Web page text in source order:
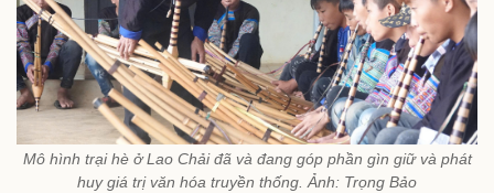
Mô hình trại hè ở Lao Chải đã và đang góp phần gìn giữ và phát
huy giá trị văn hóa truyền thống. Ảnh: Trọng Bảo